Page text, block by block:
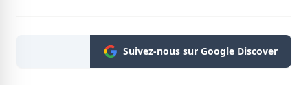
Suivez-nous sur Google Discover